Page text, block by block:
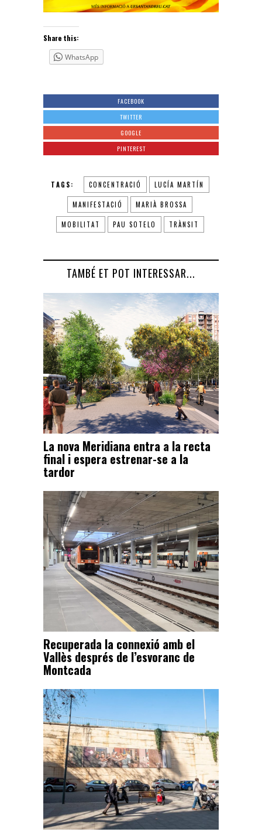
Share this:
WhatsApp
FACEBOOK
TWITTER
GOOGLE
PINTEREST
TAGS: CONCENTRACIÓ LUCÍA MARTÍN
MANIFESTACIÓ MARIÀ BROSSA
MOBILITAT PAU SOTELO TRÀNSIT
TAMBÉ ET POT INTERESSAR...
La nova Meridiana entra a la recta
final i espera estrenar-se a la
tardor
Recuperada la connexió amb el
Vallès després de l’esvoranc de
Montcada